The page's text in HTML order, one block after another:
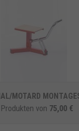
MOTARD
Produkten von 75,00 €